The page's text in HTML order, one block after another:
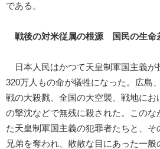
である。
戦後の対米従属の根源 国民の生命
日本人民はかつて天皇制軍国主義が
320万人もの命が犠牲になった。広島
戦の大殺戮、全国の大空襲、戦地に
の撃沈などで無残に殺された。このな
た天皇制軍国主義の犯罪者たちと、
兄弟を奪われ、散散な目にあった一般